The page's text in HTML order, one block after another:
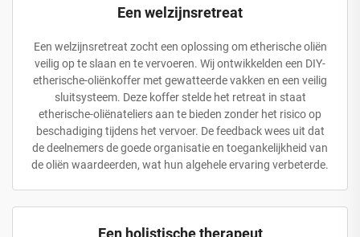
Een welzijnsretreat
Een welzijnsretreat zocht een oplossing om etherische oliën
veilig op te slaan en te vervoeren. Wij ontwikkelden een DIY-
etherische-oliënkoffer met gewatteerde vakken en een veilig
sluitsysteem. Deze koffer stelde het retreat in staat
etherische-oliënateliers aan te bieden zonder het risico op
beschadiging tijdens het vervoer. De feedback wees uit dat
de deelnemers de goede organisatie en toegankelijkheid van
de oliën waardeerden, wat hun algehele ervaring verbeterde.
Een holistische therapeut